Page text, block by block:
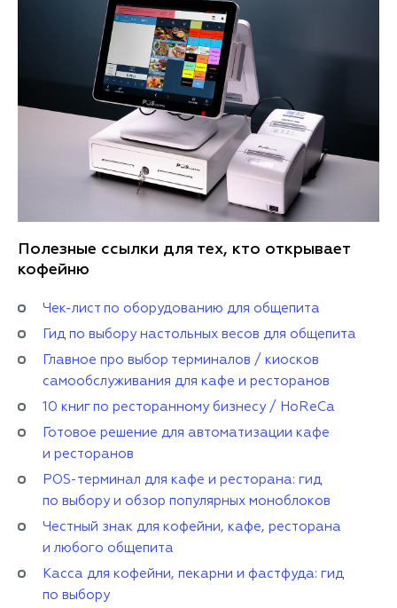
Полезные ссылки для тех, кто открывает
кофейню
Чек-лист по оборудованию для общепита
Гид по выбору настольных весов для общепита
Главное про выбор терминалов / киосков
самообслуживания для кафе и ресторанов
10 книг по ресторанному бизнесу / HoReCa
Готовое решение для автоматизации кафе
и ресторанов
POS-терминал для кафе и ресторана: гид
по выбору и обзор популярных моноблоков
Честный знак для кофейни, кафе, ресторана
и любого общепита
Касса для кофейни, пекарни и фастфуда: гид
по выбору